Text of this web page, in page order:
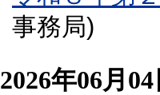
事務局)
2026年06月04